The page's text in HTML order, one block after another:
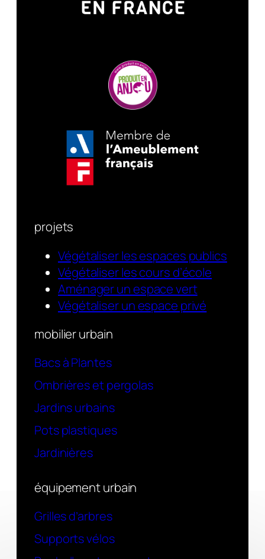
projets
Végétaliser les espaces publics
Végétaliser les cours d’école
Aménager un espace vert
Végétaliser un espace privé
mobilier urbain
Bacs à Plantes
Ombrières et pergolas
Jardins urbains
Pots plastiques
Jardinières
équipement urbain
Grilles d’arbres
Supports vélos